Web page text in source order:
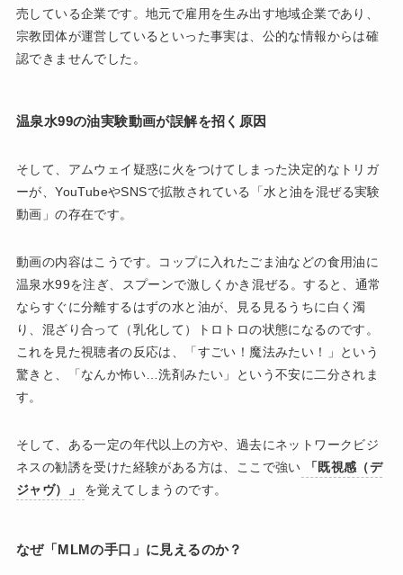
売している企業です。地元で雇用を生み出す地域企業であり、
宗教団体が運営しているといった事実は、公的な情報からは確
認できませんでした。
温泉水99の油実験動画が誤解を招く原因
そして、アムウェイ疑惑に火をつけてしまった決定的なトリガ
ーが、YouTubeやSNSで拡散されている「水と油を混ぜる実験
動画」の存在です。
動画の内容はこうです。コップに入れたごま油などの食用油に
温泉水99を注ぎ、スプーンで激しくかき混ぜる。すると、通常
ならすぐに分離するはずの水と油が、見る見るうちに白く濁
り、混ざり合って（乳化して）トロトロの状態になるのです。
これを見た視聴者の反応は、「すごい！魔法みたい！」という
驚きと、「なんか怖い…洗剤みたい」という不安に二分されま
す。
そして、ある一定の年代以上の方や、過去にネットワークビジ
ネスの勧誘を受けた経験がある方は、ここで強い
「既視感（デ
ジャヴ）」
を覚えてしまうのです。
なぜ「MLMの手口」に見えるのか？